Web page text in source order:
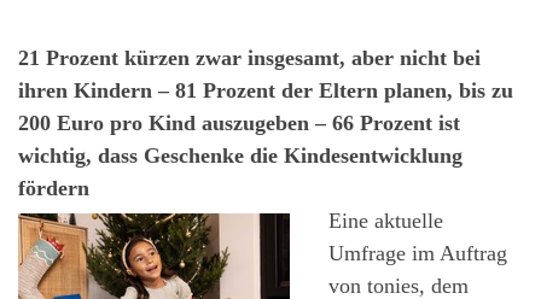
21 Prozent kürzen zwar insgesamt, aber nicht bei
ihren Kindern – 81 Prozent der Eltern planen, bis zu
200 Euro pro Kind auszugeben – 66 Prozent ist
wichtig, dass Geschenke die Kindesentwicklung
fördern
Eine aktuelle
Umfrage im Auftrag
von tonies, dem